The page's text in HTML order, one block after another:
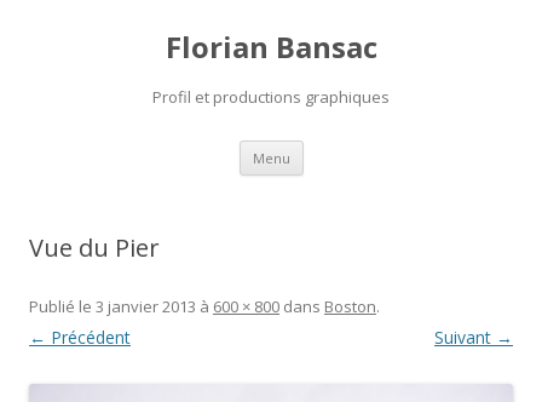
Florian Bansac
Profil et productions graphiques
Menu Aller
contenu
Vue du Pier
Publié le 3 janvier 2013 à 600 × 800 dans Boston.
← Précédent Suivant →